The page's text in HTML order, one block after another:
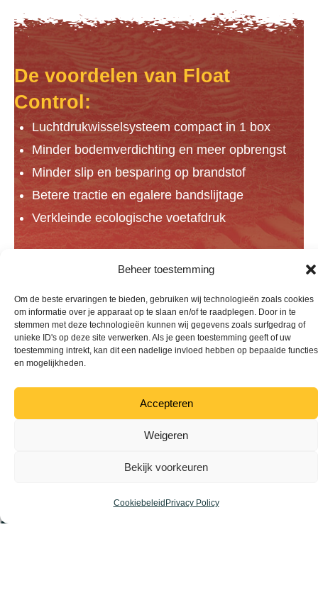
Beheer toestemming
Om de beste ervaringen te bieden, gebruiken wij technologieën zoals cookies
om informatie over je apparaat op te slaan en/of te raadplegen. Door in te
stemmen met deze technologieën kunnen wij gegevens zoals surfgedrag of
unieke ID's op deze site verwerken. Als je geen toestemming geeft of uw
toestemming intrekt, kan dit een nadelige invloed hebben op bepaalde functies
en mogelijkheden.
Accepteren
Weigeren
Bekijk voorkeuren
Cookiebeleid Privacy Policy
De voordelen van Float
Control:
Luchtdrukwisselsysteem compact in 1 box
Minder bodemverdichting en meer opbrengst
Minder slip en besparing op brandstof
Betere tractie en egalere bandslijtage
Verkleinde ecologische voetafdruk
Wij hebben een luchtdrukwissel oplossing
deze bouwen op nieuwe (OE) en
bestaande (aftermarket) machines.
Investeer in de toekomst van uw bedrijf en
kies voor Float Control
Neem vandaag nog contact met ons op voor
Download de GRATIS brochure!